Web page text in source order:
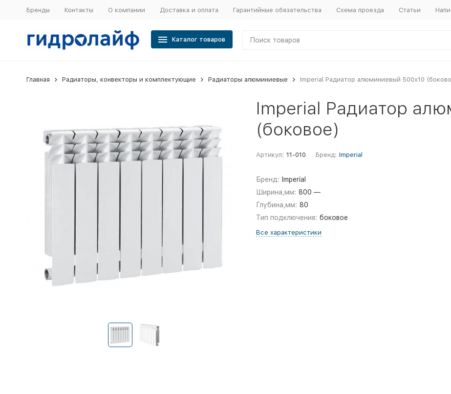
Бренды Контакты О компании Доставка и оплата Гарантийные обязательства Схема проезда Статьи
Каталог товаров
Главная Радиаторы, конвекторы и комплектующие Радиаторы алюминиевые Imperial Радиатор алюминиевый 500х10
Imperial Радиатор
(боковое)
Артикул: 11-010 Бренд: Imperial
Бренд: Imperial
Ширина,мм: 800 —
Глубина,мм: 80
Тип подключения: боковое
Все характеристики